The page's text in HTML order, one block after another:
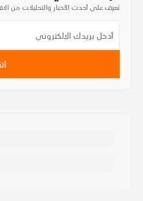
تعرف على أحدث الأخبار والتحليلات من